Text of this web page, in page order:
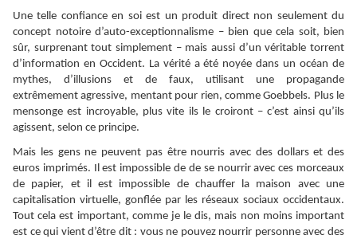
Une telle confiance en soi est un produit direct non seulement du
concept notoire d’auto-exceptionnalisme – bien que cela soit, bien
sûr, surprenant tout simplement – mais aussi d’un véritable torrent
d’information en Occident. La vérité a été noyée dans un océan de
mythes, d’illusions et de faux, utilisant une propagande
extrêmement agressive, mentant pour rien, comme Goebbels. Plus le
mensonge est incroyable, plus vite ils le croiront – c’est ainsi qu’ils
agissent, selon ce principe.
Mais les gens ne peuvent pas être nourris avec des dollars et des
euros imprimés. Il est impossible de de se nourrir avec ces morceaux
de papier, et il est impossible de chauffer la maison avec une
capitalisation virtuelle, gonflée par les réseaux sociaux occidentaux.
Tout cela est important, comme je le dis, mais non moins important
est ce qui vient d’être dit : vous ne pouvez nourrir personne avec des